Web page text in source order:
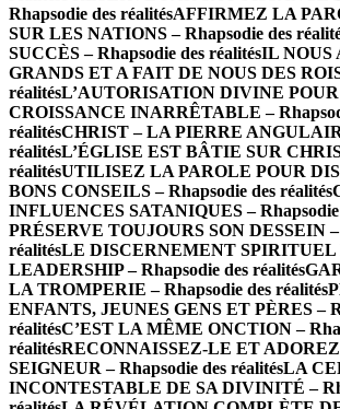
Rhapsodie des réalitésAFFIRMEZ LA
SUR LES NATIONS – Rhapsodie des
SUCCÈS – Rhapsodie des réalitésIL NOUS
GRANDS ET A FAIT DE NOUS DES
réalitésL’AUTORISATION DIVINE
CROISSANCE INARRÊTABLE –
réalitésCHRIST – LA PIERRE
réalitésL’ÉGLISE EST BÂTIE SUR
réalitésUTILISEZ LA PAROLE POUR
BONS CONSEILS – Rhapsodie des réalités
INFLUENCES SATANIQUES – Rhapsodie
PRÉSERVE TOUJOURS SON DESSEIN –
réalitésLE DISCERNEMENT SPIRITUEL
LEADERSHIP – Rhapsodie des réalités
LA TROMPERIE – Rhapsodie des réalités
ENFANTS, JEUNES GENS ET PÈRES –
réalitésC’EST LA MÊME ONCTION –
réalitésRECONNAISSEZ-LE ET
SEIGNEUR – Rhapsodie des réalitésLA
INCONTESTABLE DE SA DIVINITÉ –